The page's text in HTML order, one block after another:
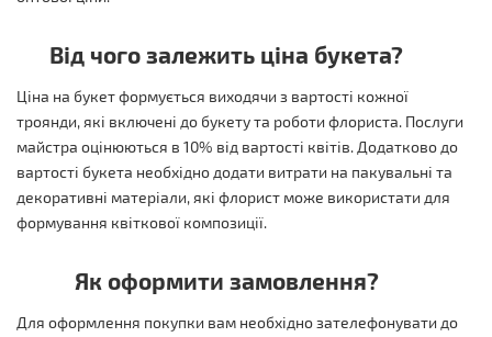
Від чого залежить ціна букета?
Ціна на букет формується виходячи з вартості кожної
троянди, які включені до букету та роботи флориста. Послуги
майстра оцінюються в 10% від вартості квітів. Додатково до
вартості букета необхідно додати витрати на пакувальні та
декоративні матеріали, які флорист може використати для
формування квіткової композиції.
Як оформити замовлення?
Для оформлення покупки вам необхідно зателефонувати до